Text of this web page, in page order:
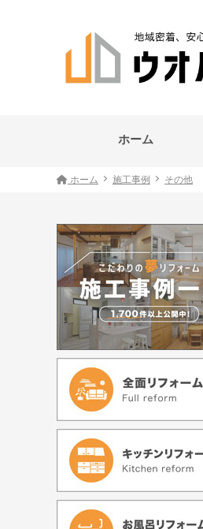
ホーム
ホーム 施工事例 その他